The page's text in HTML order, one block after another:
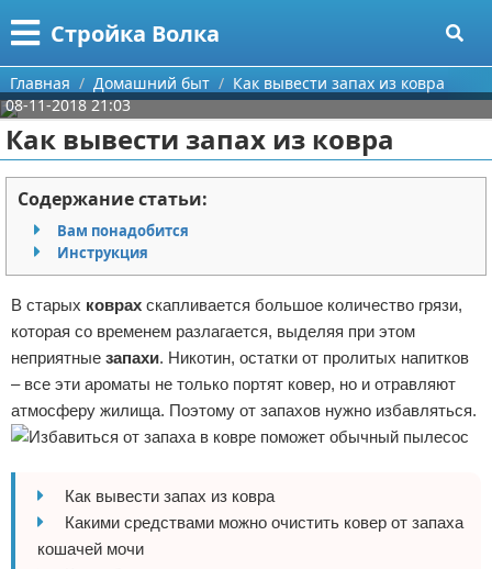
Стройка Волка
Меню
Главная
Категории
Строительство
Мебель
Интерьер и дизайн
Дизайн дачи
Дизайн квартиры
Кухня
Посуда
Ремонт
Ремонт дачи
Инструменты
Домашний быт
Поиск
О проекте
Контакты
Сотрудничество
Размещение рекламы
Для правообладателей
Условия предоставления информации
Отказ от ответственности
Главная Домашний быт
Как вывести запах из ковра
08-11-2018 21:03
Как вывести запах из ковра
Содержание статьи:
Вам понадобится
Инструкция
В старых коврах скапливается большое количество грязи,
которая со временем разлагается, выделяя при этом
неприятные запахи. Никотин, остатки от пролитых напитков
– все эти ароматы не только портят ковер, но и отравляют
атмосферу жилища. Поэтому от запахов нужно избавляться.
Как вывести запах из ковра
Какими средствами можно очистить ковер от запаха
кошачей мочи